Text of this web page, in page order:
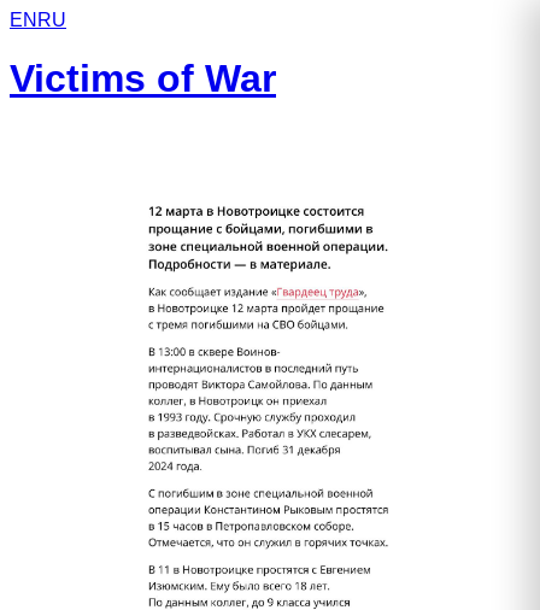
EN RU
Victims of War